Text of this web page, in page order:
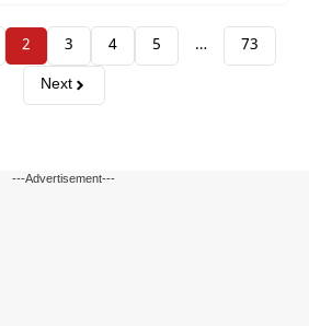
2 3 4 5 …
73
Next
---Advertisement---